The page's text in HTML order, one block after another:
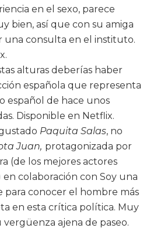
en el sexo, parece
bien, así que con su amiga
una consulta en el instituto.
alturas deberías haber
española que representa
español de hace unos
Disponible en Netflix.
Paquita Salas, no
Juan, protagonizada por
(de los mejores actores
en colaboración con Soy una
para conocer el hombre más
en esta crítica política. Muy
vergüenza ajena de paseo.